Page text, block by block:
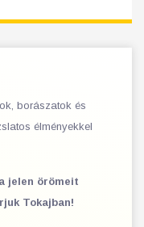
borászatok és
élményekkel
jelen örömeit
Tokajban!